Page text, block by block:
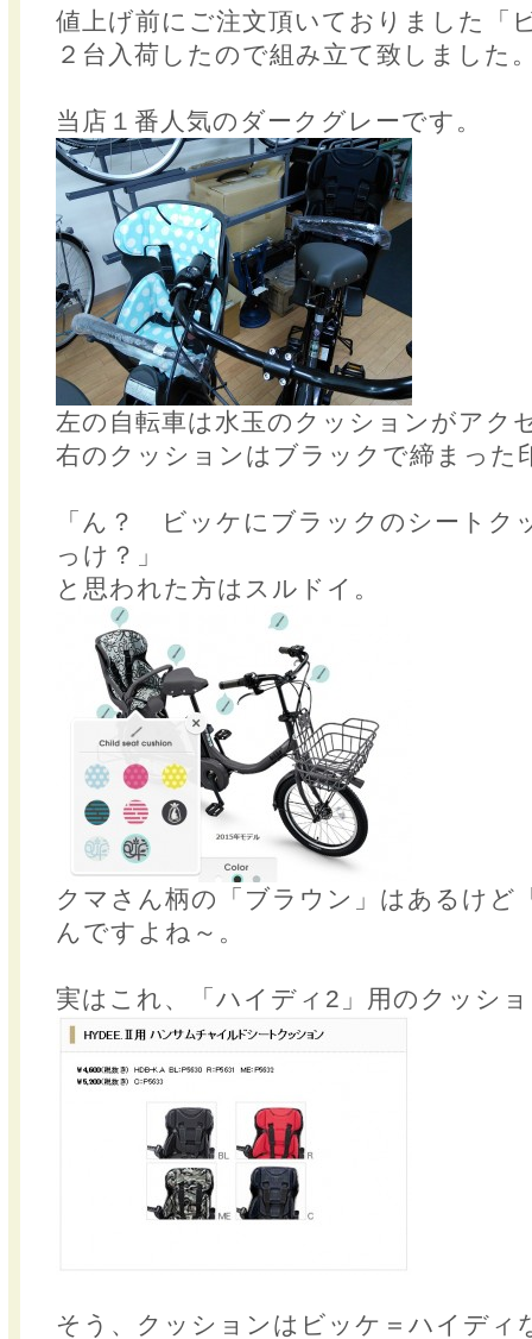
値上げ前にご注文頂いておりました「
２台入荷したので組み立て致しました
当店１番人気のダークグレーです。
左の自転車は水玉のクッションがアク
右のクッションはブラックで締まった
「ん？ ビッケにブラックのシートク
っけ？」
と思われた方はスルドイ。
クマさん柄の「ブラウン」はあるけど
んですよね～。
実はこれ、「ハイディ2」用のクッシ
そう、クッションはビッケ＝ハイディ